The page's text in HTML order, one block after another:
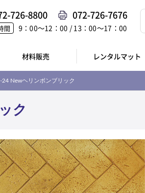
726-8800 072-726-7676
間 9：00〜12：00 / 13：00〜17：00
材料販売 レンタルマット
24 Newヘリンボンブリック
ク